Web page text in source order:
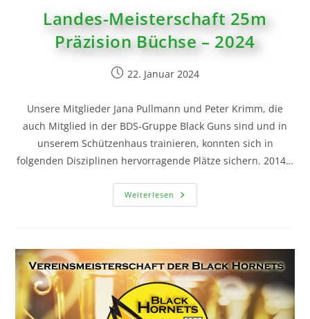
Landes-Meisterschaft 25m
Präzision Büchse – 2024
22. Januar 2024
Unsere Mitglieder Jana Pullmann und Peter Krimm, die
auch Mitglied in der BDS-Gruppe Black Guns sind und in
unserem Schützenhaus trainieren, konnten sich in
folgenden Disziplinen hervorragende Plätze sichern. 2014…
Weiterlesen